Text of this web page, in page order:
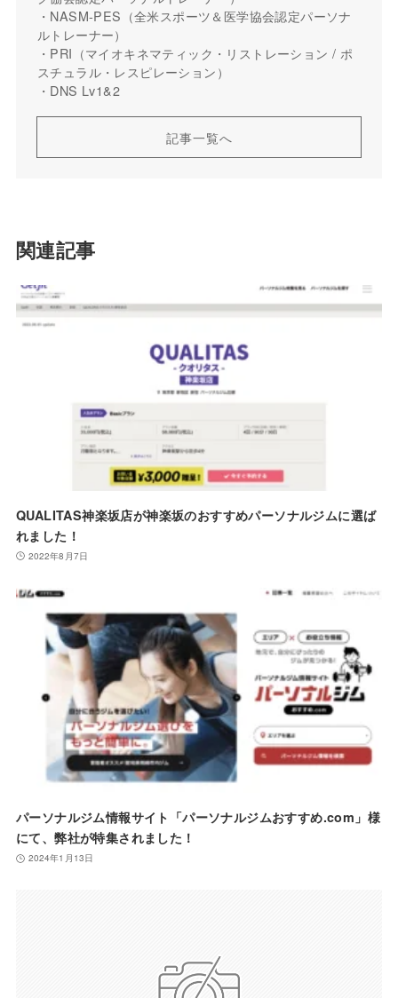
・NASM-PES（全米スポーツ＆医学協会認定パーソナ
ルトレーナー）
・PRI（マイオキネマティック・リストレーション / ポ
スチュラル・レスピレーション）
・DNS Lv1&2
記事一覧へ
関連記事
QUALITAS神楽坂店が神楽坂のおすすめパーソナルジムに選ば
れました！
2022年8月7日
パーソナルジム情報サイト「パーソナルジムおすすめ.com」様
にて、弊社が特集されました！
2024年1月13日